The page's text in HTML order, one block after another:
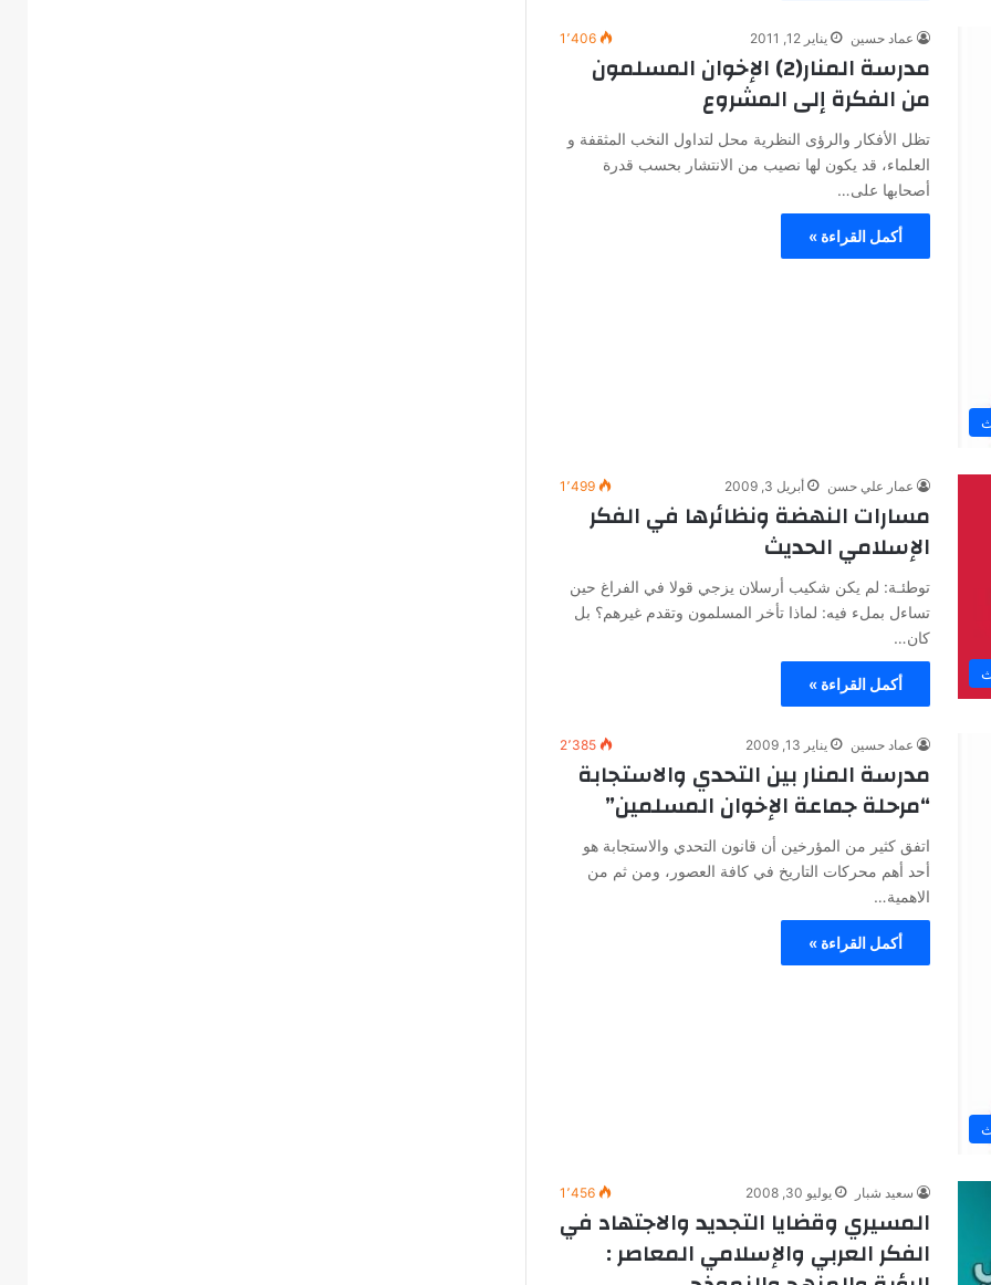
عماد حسين يناير 12, 2011 1٬406
مدرسة المنار(2) الإخوان المسلمون
من الفكرة إلى المشروع
تظل الأفكار والرؤى النظرية محل لتداول النخب المثقفة و
العلماء، قد يكون لها نصيب من الانتشار بحسب قدرة
أصحابها على…
أكمل القراءة »
عمار علي حسن أبريل 3, 2009 1٬499
مسارات النهضة ونظائرها في الفكر
الإسلامي الحديث
توطئـة: لم يكن شكيب أرسلان يزجي قولا في الفراغ حين
تساءل بملء فيه: لماذا تأخر المسلمون وتقدم غيرهم؟ بل
كان…
أكمل القراءة »
عماد حسين يناير 13, 2009 2٬385
مدرسة المنار بين التحدي والاستجابة
“مرحلة جماعة الإخوان المسلمين”
اتفق كثير من المؤرخين أن قانون التحدي والاستجابة هو
أحد أهم محركات التاريخ في كافة العصور، ومن ثم من
الاهمية…
أكمل القراءة »
سعيد شبار يوليو 30, 2008 1٬456
المسيري وقضايا التجديد والاجتهاد في
الفكر العربي والإسلامي المعاصر :